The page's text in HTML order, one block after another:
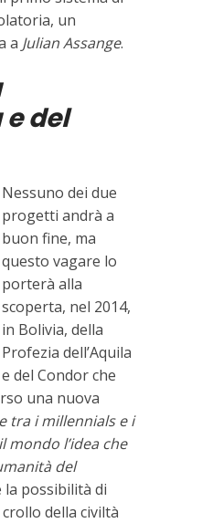
un
a Julian Assange.
del
Nessuno dei due
progetti andrà a
buon fine, ma
questo vagare lo
porterà alla
scoperta, nel 2014,
in Bolivia, della
Profezia dell’Aquila
e del Condor che
una nuova
tra i millennials e i
l’idea che
del
la possibilità di
della civiltà